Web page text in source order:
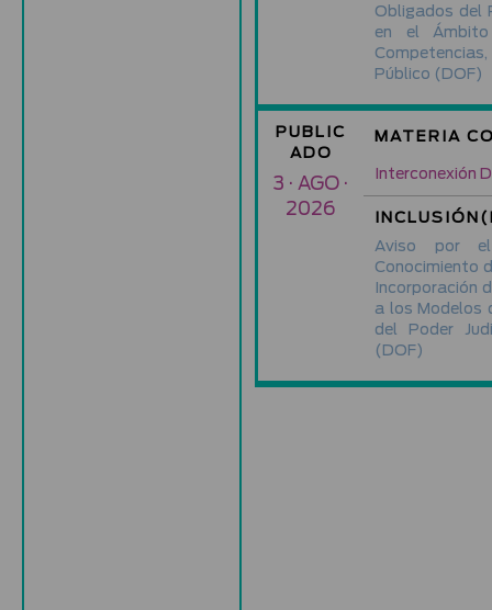
Obligados del
en el
Público (DOF)
PUBLIC
ADO
MATERIA
3 · AGO ·
2026
Interconexión
Aviso por
Conocimiento
Incorporación
a los Modelos
del Poder
(DOF)